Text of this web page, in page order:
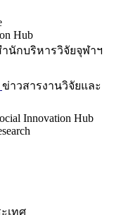
Hub
ำนักบริหารวิจัยจุฬาฯ
ข่าวสารงานวิจัยและ
Innovation Hub
เทศ